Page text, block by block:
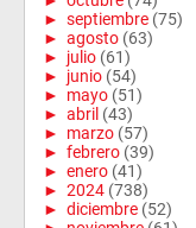
► septiembre (75)
► agosto (63)
► julio (61)
► junio (54)
► mayo (51)
► abril (43)
► marzo (57)
► febrero (39)
► enero (41)
► 2024 (738)
► diciembre (52)